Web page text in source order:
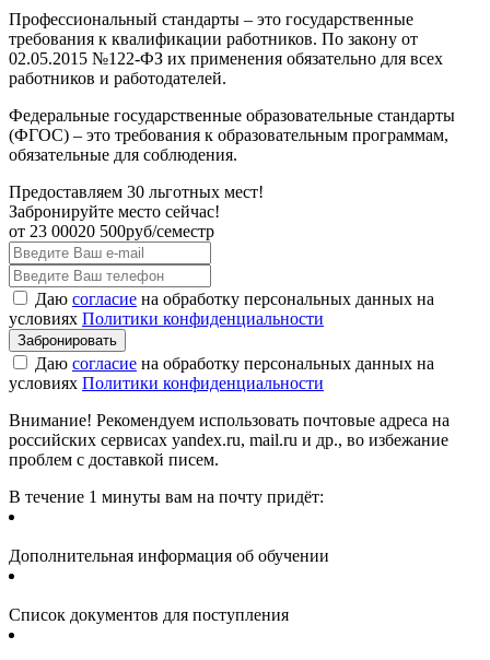
Профессиональный стандарты – это государственные
требования к квалификации работников. По закону от
02.05.2015 №122-ФЗ их применения обязательно для всех
работников и работодателей.
Федеральные государственные образовательные стандарты
(ФГОС) – это требования к образовательным программам,
обязательные для соблюдения.
Предоставляем 30 льготных мест!
Забронируйте место сейчас!
от 23 00020 500руб/семестр
Даю согласие на обработку персональных данных на
условиях Политики конфиденциальности
Даю согласие на обработку персональных данных на
условиях Политики конфиденциальности
Внимание! Рекомендуем использовать почтовые адреса на
российских сервисах yandex.ru, mail.ru и др., во избежание
проблем с доставкой писем.
В течение 1 минуты вам на почту придёт:
Дополнительная информация об обучении
Список документов для поступления